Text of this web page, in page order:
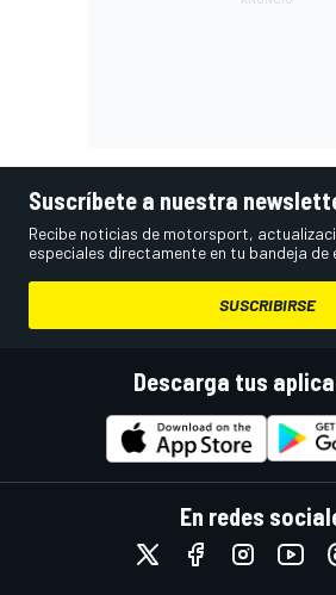
Suscríbete a nuestra
Recibe noticias de motorsport,
especiales directamente en tu bandeja de
SUSCRIBIRSE
Descarga tus
En redes